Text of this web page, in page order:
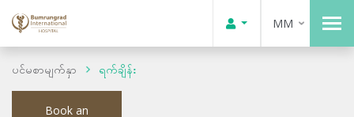
MM
ပင်မစာမျက်နှာ ရက်ချိန်း
Book an